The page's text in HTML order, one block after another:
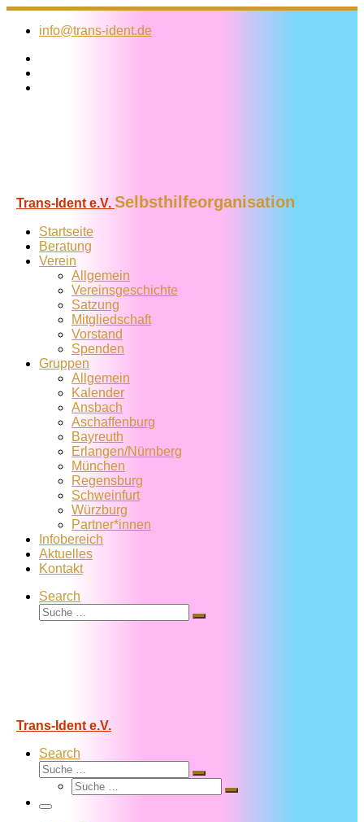
Zum
Inhalt
info@trans-ident.de
Trans-Ident e.V. Selbsthilfeorganisation
Startseite
Beratung
Verein
Allgemein
Vereins­geschichte
Satzung
Mitglied­schaft
Vorstand
Spenden
Gruppen
Allgemein
Kalender
Ansbach
Aschaffenburg
Bayreuth
Erlangen/Nürnberg
München
Regensburg
Schweinfurt
Würzburg
Partner*innen
Infobereich
Aktuelles
Kontakt
Search
Suche
Suche
Trans-Ident e.V.
Search
Suche
Suche
Suche
Suche
Menü